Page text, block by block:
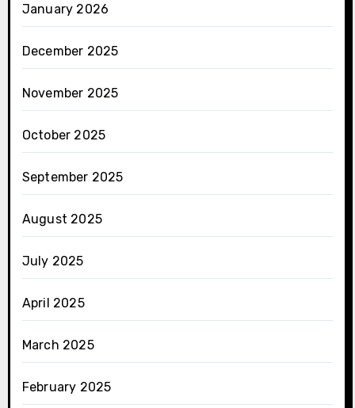
January 2026
December 2025
November 2025
October 2025
September 2025
August 2025
July 2025
April 2025
March 2025
February 2025